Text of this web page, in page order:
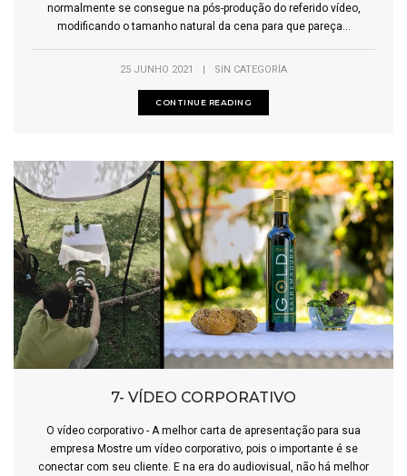
normalmente se consegue na pós-produção do referido vídeo,
modificando o tamanho natural da cena para que pareça...
25 JUNHO 2021 | SIN CATEGORÍA
CONTINUE READING
7- VÍDEO CORPORATIVO
O vídeo corporativo - A melhor carta de apresentação para sua
empresa Mostre um vídeo corporativo, pois o importante é se
conectar com seu cliente. E na era do audiovisual, não há melhor